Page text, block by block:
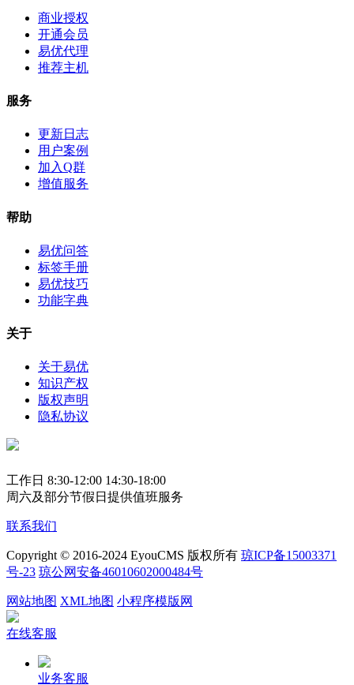
商业授权
开通会员
易优代理
推荐主机
服务
更新日志
用户案例
加入Q群
增值服务
帮助
易优问答
标签手册
易优技巧
功能字典
关于
关于易优
知识产权
版权声明
隐私协议
工作日 8:30-12:00 14:30-18:00
周六及部分节假日提供值班服务
联系我们
Copyright © 2016-2024 EyouCMS 版权所有 琼ICP备15003371
号-23 琼公网安备46010602000484号
网站地图 XML地图 小程序模版网
在线客服
业务客服